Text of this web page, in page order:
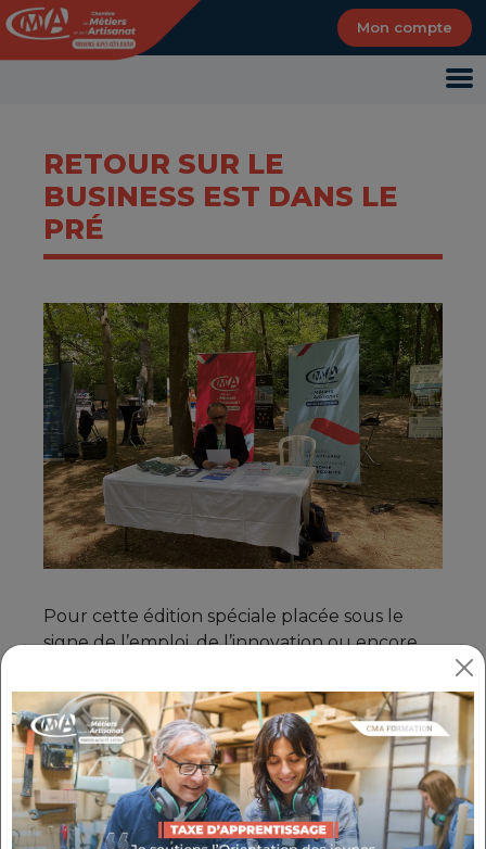
Mon compte
RETOUR SUR LE
BUSINESS EST DANS LE
PRÉ
Pour cette édition spéciale placée sous le
signe de l’emploi, de l’innovation ou encore
entreprises en France et à l’international, les
experts de la CMA ont pu rencontrer une
cinquantaine de chefs d’entreprises le 6 juin à
Bouc-Bel-Air.
Ayant pour but de décloisonner les différents
Panneau de gestion des cookies